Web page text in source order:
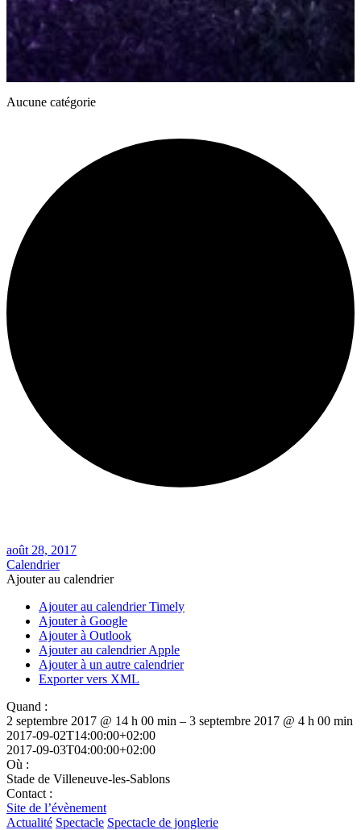
Aucune catégorie
août 28, 2017
Calendrier
Ajouter au calendrier
Ajouter au calendrier Timely
Ajouter à Google
Ajouter à Outlook
Ajouter au calendrier Apple
Ajouter à un autre calendrier
Exporter vers XML
Quand :
2 septembre 2017 @ 14 h 00 min – 3 septembre 2017 @ 4 h 00 min
2017-09-02T14:00:00+02:00
2017-09-03T04:00:00+02:00
Où :
Stade de Villeneuve-les-Sablons
Contact :
Site de l’évènement
Actualité Spectacle Spectacle de jonglerie